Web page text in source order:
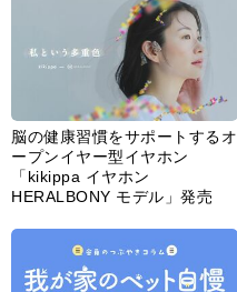
脳の健康習慣をサポートするオ
ープンイヤー型イヤホン
「kikippa イヤホン
HERALBONY モデル」発売